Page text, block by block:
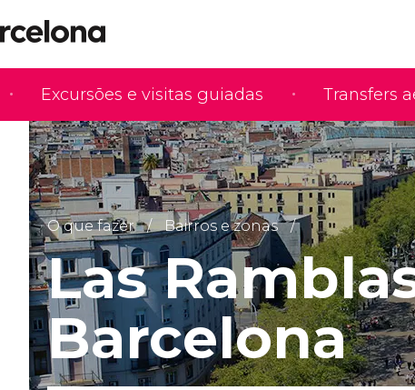
Excursões e visitas guiadas Transfers
O que fazer Bairros e zonas
Las
Barcelona